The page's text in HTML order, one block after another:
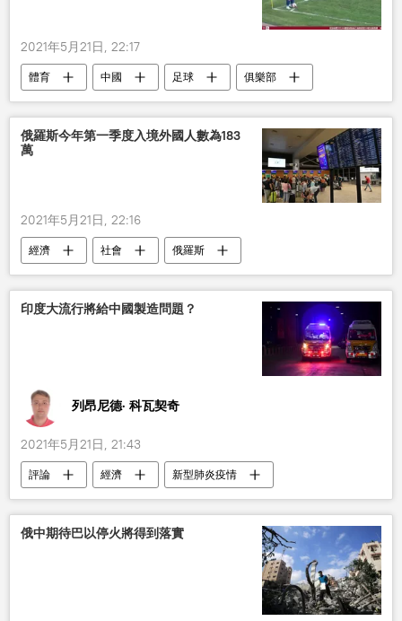
2021年5月21日, 22:17
體育 中國 足球
俱樂部
兒子
俄羅斯今年第一季度入境外國人數為183
萬
2021年5月21日, 22:16
經濟 社會 俄羅斯
印度大流行將給中國製造問題？
列昂尼德· 科瓦契奇
2021年5月21日, 21:43
評論 經濟
新型肺炎疫情
印度
俄中期待巴以停火將得到落實